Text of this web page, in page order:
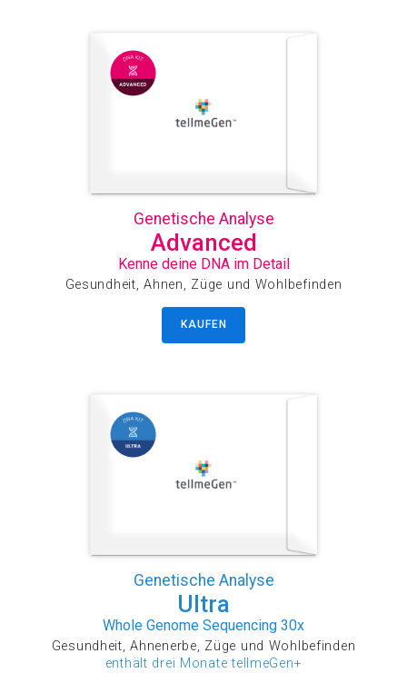
Genetische Analyse
Advanced
Kenne deine DNA im Detail
Gesundheit, Ahnen, Züge und Wohlbefinden
KAUFEN
Genetische Analyse
Ultra
Whole Genome Sequencing 30x
Gesundheit, Ahnenerbe, Züge und Wohlbefinden
enthält drei Monate tellmeGen+